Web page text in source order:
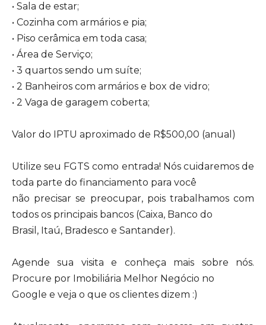
• Sala de estar;
• Cozinha com armários e pia;
• Piso cerâmica em toda casa;
• Área de Serviço;
• 3 quartos sendo um suíte;
• 2 Banheiros com armários e box de vidro;
• 2 Vaga de garagem coberta;
Valor do IPTU aproximado de R$500,00 (anual)
Utilize seu FGTS como entrada! Nós cuidaremos de
toda parte do financiamento para você
não precisar se preocupar, pois trabalhamos com
todos os principais bancos (Caixa, Banco do
Brasil, Itaú, Bradesco e Santander).
Agende sua visita e conheça mais sobre nós.
Procure por Imobiliária Melhor Negócio no
Google e veja o que os clientes dizem :)